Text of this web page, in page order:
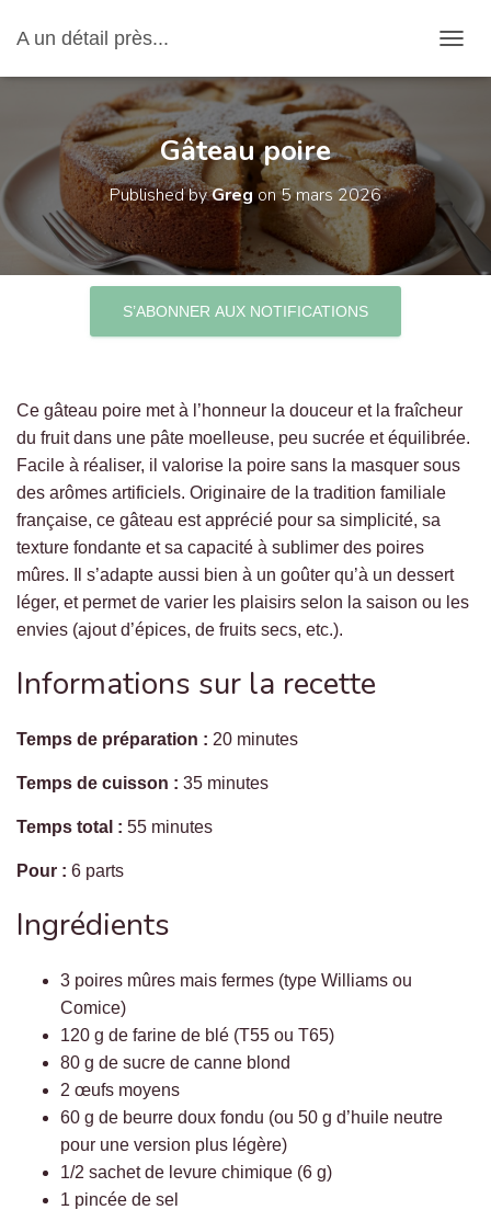
A un détail près...
Gâteau poire
Published byGregon5 mars 2026
S’ABONNER AUX NOTIFICATIONS
Ce gâteau poire met à l’honneur la douceur et la fraîcheur
du fruit dans une pâte moelleuse, peu sucrée et équilibrée.
Facile à réaliser, il valorise la poire sans la masquer sous
des arômes artificiels. Originaire de la tradition familiale
française, ce gâteau est apprécié pour sa simplicité, sa
texture fondante et sa capacité à sublimer des poires
mûres. Il s’adapte aussi bien à un goûter qu’à un dessert
léger, et permet de varier les plaisirs selon la saison ou les
envies (ajout d’épices, de fruits secs, etc.).
Informations sur la recette
Temps de préparation : 20 minutes
Temps de cuisson : 35 minutes
Temps total : 55 minutes
Pour : 6 parts
Ingrédients
3 poires mûres mais fermes (type Williams ou
Comice)
120 g de farine de blé (T55 ou T65)
80 g de sucre de canne blond
2 œufs moyens
60 g de beurre doux fondu (ou 50 g d’huile neutre
pour une version plus légère)
1/2 sachet de levure chimique (6 g)
1 pincée de sel